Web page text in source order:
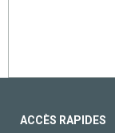
ACCÈS RAPIDES